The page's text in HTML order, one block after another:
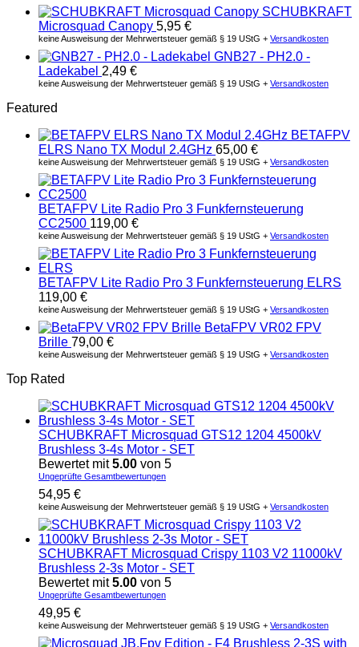
SCHUBKRAFT
Microsquad Canopy 5,95 €
keine Ausweisung der Mehrwertsteuer gemäß § 19 UStG + Versandkosten
GNB27 - PH2.0 -
Ladekabel 2,49 €
keine Ausweisung der Mehrwertsteuer gemäß § 19 UStG + Versandkosten
Featured
BETAFPV
ELRS Nano TX Modul 2.4GHz 65,00 €
keine Ausweisung der Mehrwertsteuer gemäß § 19 UStG + Versandkosten
BETAFPV Lite Radio Pro 3 Funkfernsteuerung
CC2500 119,00 €
keine Ausweisung der Mehrwertsteuer gemäß § 19 UStG + Versandkosten
BETAFPV Lite Radio Pro 3 Funkfernsteuerung ELRS
119,00 €
keine Ausweisung der Mehrwertsteuer gemäß § 19 UStG + Versandkosten
BetaFPV VR02 FPV
Brille 79,00 €
keine Ausweisung der Mehrwertsteuer gemäß § 19 UStG + Versandkosten
Top Rated
SCHUBKRAFT Microsquad GTS12 1204 4500kV
Brushless 3-4s Motor - SET
Bewertet mit5.00 von 5
Ungeprüfte Gesamtbewertungen
54,95 €
keine Ausweisung der Mehrwertsteuer gemäß § 19 UStG + Versandkosten
SCHUBKRAFT Microsquad Crispy 1103 V2 11000kV
Brushless 2-3s Motor - SET
Bewertet mit5.00 von 5
Ungeprüfte Gesamtbewertungen
49,95 €
keine Ausweisung der Mehrwertsteuer gemäß § 19 UStG + Versandkosten